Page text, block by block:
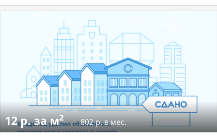
12 р. за м2 802 р. в мес.